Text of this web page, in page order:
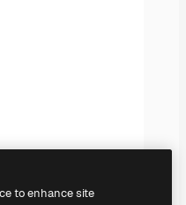
to enhance site